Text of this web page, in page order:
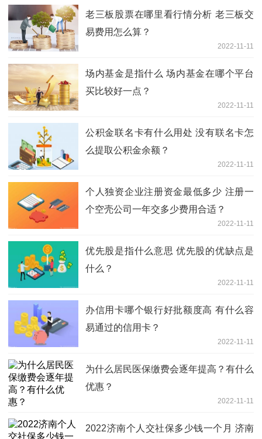
老三板股票在哪里看行情分析 老三板交
易费用怎么算？
2022-11-11
场内基金是指什么 场内基金在哪个平台
买比较好一点？
2022-11-11
公积金联名卡有什么用处 没有联名卡怎
么提取公积金余额？
2022-11-11
个人独资企业注册资金最低多少 注册一
个空壳公司一年交多少费用合适？
2022-11-11
优先股是指什么意思 优先股的优缺点是
什么？
2022-11-11
办信用卡哪个银行好批额度高 有什么容
易通过的信用卡？
2022-11-11
为什么居民医保缴费会逐年提高？有什么
优惠？
2022-11-11
2022济南个人交社保多少钱一个月 济南